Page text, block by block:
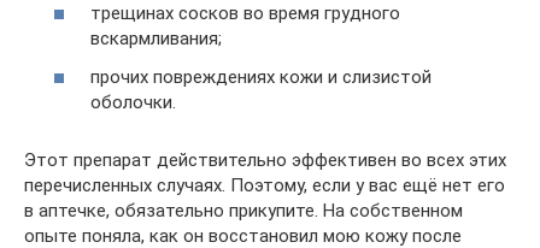
трещинах сосков во время грудного
вскармливания;
прочих повреждениях кожи и слизистой
оболочки.
Этот препарат действительно эффективен во всех этих
перечисленных случаях. Поэтому, если у вас ещё нет его
в аптечке, обязательно прикупите. На собственном
опыте поняла, как он восстановил мою кожу после